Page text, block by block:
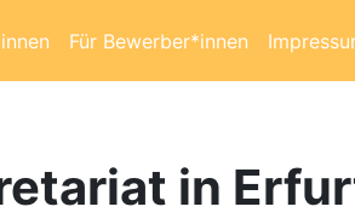
Für Bewerber*innen
in